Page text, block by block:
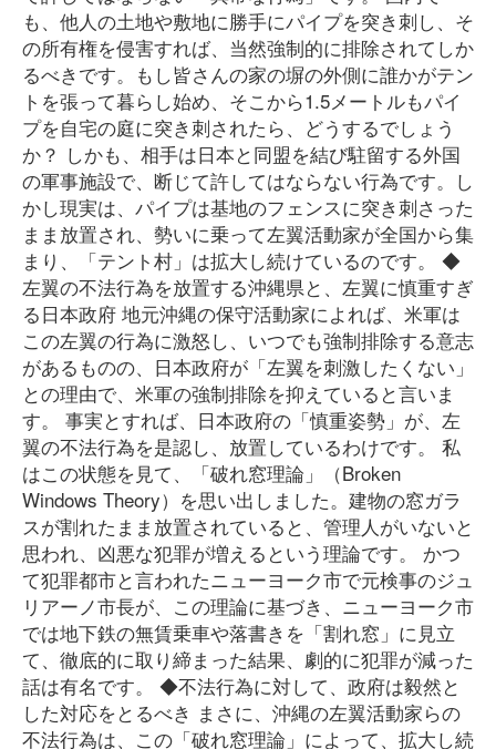
も、他人の土地や敷地に勝手にパイプを突き刺し、そ
の所有権を侵害すれば、当然強制的に排除されてしか
るべきです。もし皆さんの家の塀の外側に誰かがテン
トを張って暮らし始め、そこから1.5メートルもパイ
プを自宅の庭に突き刺されたら、どうするでしょう
か？ しかも、相手は日本と同盟を結び駐留する外国
の軍事施設で、断じて許してはならない行為です。し
かし現実は、パイプは基地のフェンスに突き刺さった
まま放置され、勢いに乗って左翼活動家が全国から集
まり、「テント村」は拡大し続けているのです。 ◆
左翼の不法行為を放置する沖縄県と、左翼に慎重すぎ
る日本政府 地元沖縄の保守活動家によれば、米軍は
この左翼の行為に激怒し、いつでも強制排除する意志
があるものの、日本政府が「左翼を刺激したくない」
との理由で、米軍の強制排除を抑えていると言いま
す。 事実とすれば、日本政府の「慎重姿勢」が、左
翼の不法行為を是認し、放置しているわけです。 私
はこの状態を見て、「破れ窓理論」（Broken
Windows Theory）を思い出しました。建物の窓ガラ
スが割れたまま放置されていると、管理人がいないと
思われ、凶悪な犯罪が増えるという理論です。 かつ
て犯罪都市と言われたニューヨーク市で元検事のジュ
リアーノ市長が、この理論に基づき、ニューヨーク市
では地下鉄の無賃乗車や落書きを「割れ窓」に見立
て、徹底的に取り締まった結果、劇的に犯罪が減った
話は有名です。 ◆不法行為に対して、政府は毅然と
した対応をとるべき まさに、沖縄の左翼活動家らの
不法行為は、この「破れ窓理論」によって、拡大し続